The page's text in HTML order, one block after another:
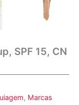
SPF 15, CN
, Marcas